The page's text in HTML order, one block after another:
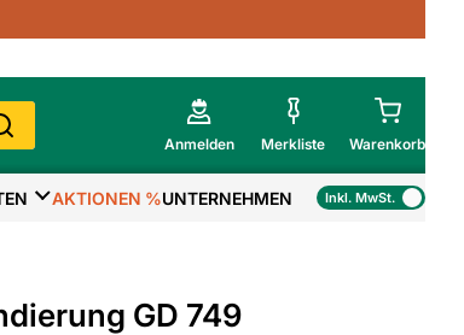
Anmelden Merkliste Warenkorb
Mein Warenkorb
AKTIONEN %UNTERNEHMEN Inkl. MwSt.
GD 749